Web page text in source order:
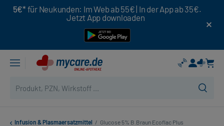
5€* für Neukunden: Im Web ab 55€ | In der App ab 35€.
Jetzt App downloaden
Infusion & Plasmaersatzmittel / Glucose 5% B.Braun Ecoflac Plus